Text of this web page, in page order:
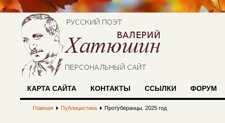
КАРТА САЙТА КОНТАКТЫ ССЫЛКИ ФОРУМ
Главная Публицистика Протуберанцы. 2025 год